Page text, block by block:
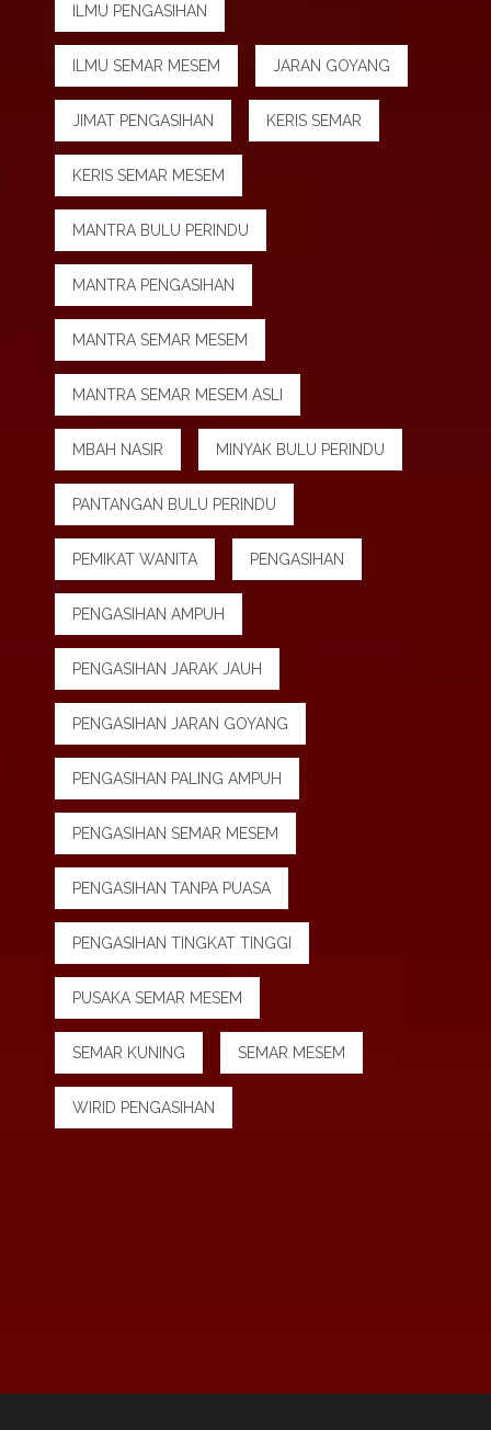
ILMU PENGASIHAN
ILMU SEMAR MESEM JARAN GOYANG
JIMAT PENGASIHAN KERIS SEMAR
KERIS SEMAR MESEM
MANTRA BULU PERINDU
MANTRA PENGASIHAN
MANTRA SEMAR MESEM
MANTRA SEMAR MESEM ASLI
MBAH NASIR MINYAK BULU PERINDU
PANTANGAN BULU PERINDU
PEMIKAT WANITA PENGASIHAN
PENGASIHAN AMPUH
PENGASIHAN JARAK JAUH
PENGASIHAN JARAN GOYANG
PENGASIHAN PALING AMPUH
PENGASIHAN SEMAR MESEM
PENGASIHAN TANPA PUASA
PENGASIHAN TINGKAT TINGGI
PUSAKA SEMAR MESEM
SEMAR KUNING SEMAR MESEM
WIRID PENGASIHAN